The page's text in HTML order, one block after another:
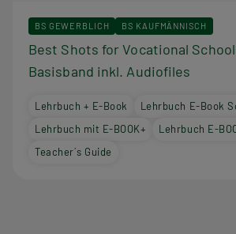
BS GEWERBLICH BS KAUFMÄNNISCH
Best Shots for Vocational
Basisband inkl. Audiofiles
Lehrbuch + E-Book
Lehrbuch E-Book
Lehrbuch mit E-BOOK+
Lehrbuch E-
Teacher´s Guide